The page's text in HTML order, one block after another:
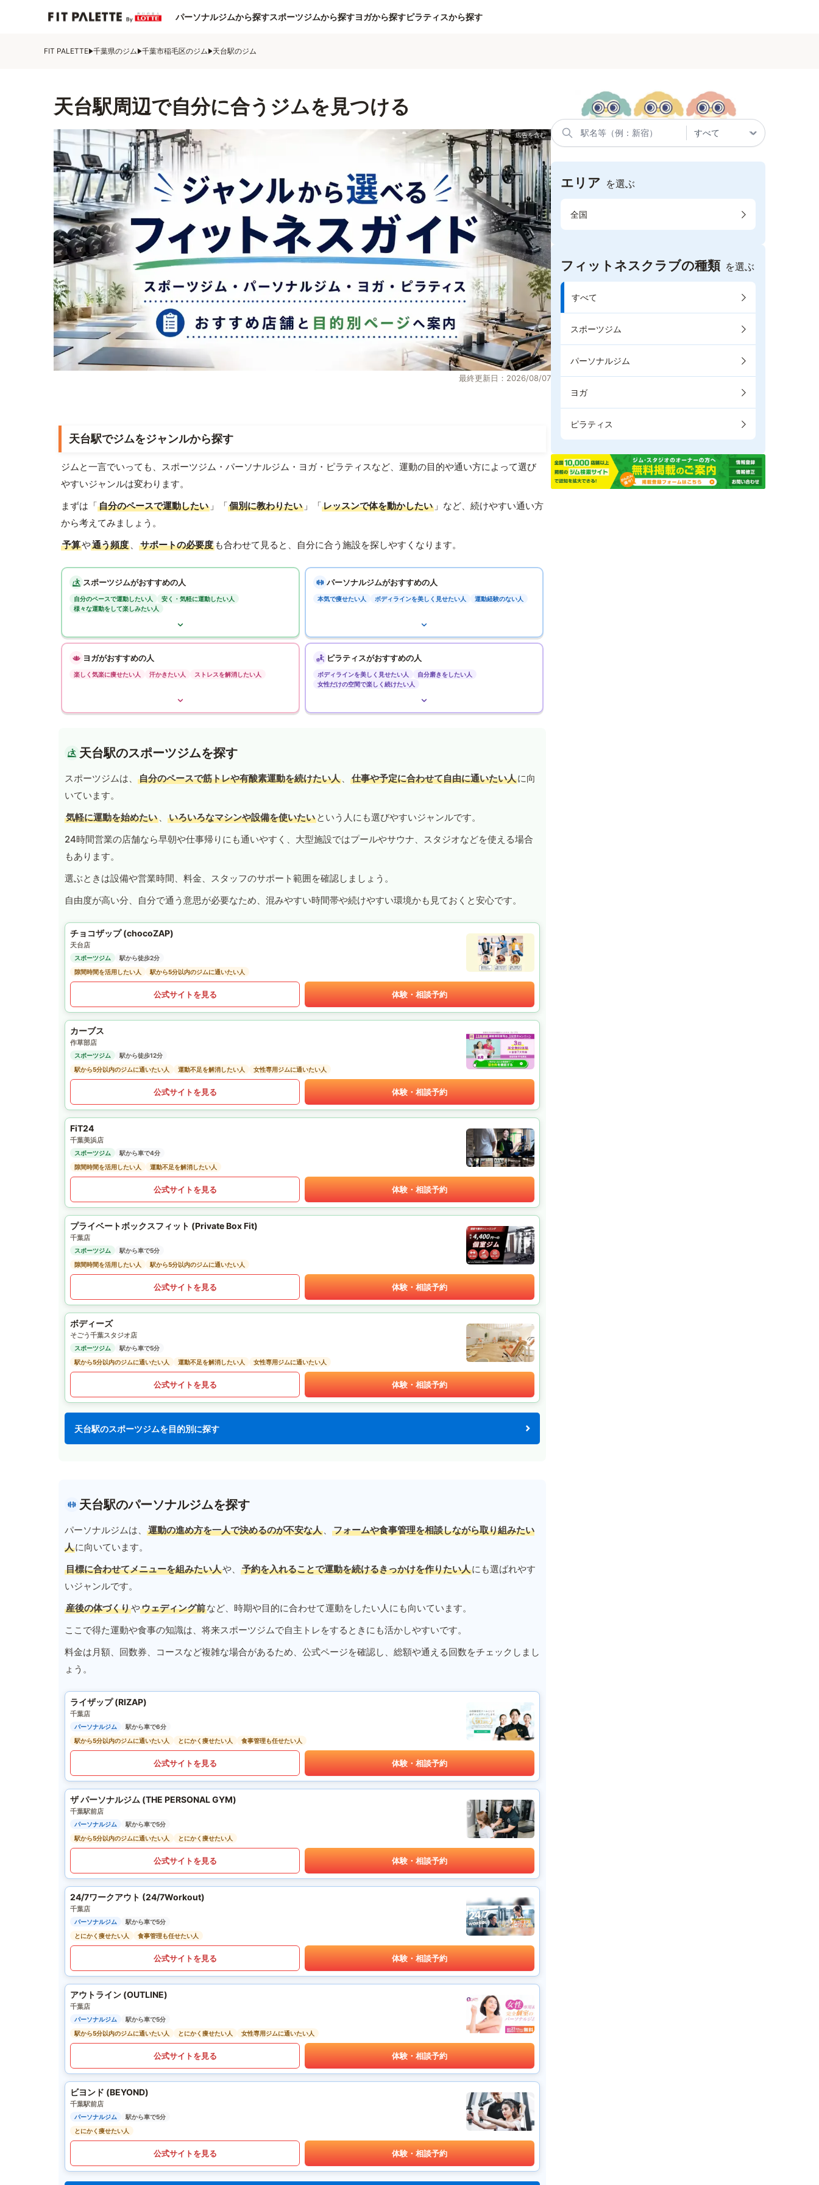
パーソナルジムから探すスポーツジムから探すヨガから探すピラティスから探す
FIT PALETTE 千葉県のジム 千葉市稲毛区のジム 天台駅のジム
天台駅周辺で自分に合うジムを見つける
最終更新日：2026/08/07
天台駅でジムをジャンルから探す
ジムと一言でいっても、スポーツジム・パーソナルジム・ヨガ・ピラティスなど、運動の目的や通い方によって選び
やすいジャンルは変わります。
まずは「自分のペースで運動したい 」「個別に教わりたい 」「レッスンで体を動かしたい 」など、続けやすい通い方
から考えてみましょう。
予算や通う頻度 、 サポートの必要度 も合わせて見ると、自分に合う施設を探しやすくなります。
スポーツジムがおすすめの人
自分のペースで運動したい人
安く・気軽に運動したい人
様々な運動をして楽しみたい人
パーソナルジムがおすすめの人
本気で痩せたい人 ボディラインを美しく見せたい人 運動経験のない人
ヨガがおすすめの人
楽しく気楽に痩せたい人 汗かきたい人 ストレスを解消したい人
ピラティスがおすすめの人
ボディラインを美しく見せたい人
自分磨きをしたい人
女性だけの空間で楽しく続けたい人
天台駅のスポーツジムを探す
スポーツジムは、 自分のペースで筋トレや有酸素運動を続けたい人 、 仕事や予定に合わせて自由に通いたい人に向
いています。
気軽に運動を始めたい 、 いろいろなマシンや設備を使いたい という人にも選びやすいジャンルです。
24時間営業の店舗なら早朝や仕事帰りにも通いやすく、大型施設ではプールやサウナ、スタジオなどを使える場合
もあります。
選ぶときは設備や営業時間、料金、スタッフのサポート範囲を確認しましょう。
自由度が高い分、自分で通う意思が必要なため、混みやすい時間帯や続けやすい環境かも見ておくと安心です。
チョコザップ (chocoZAP)
天台店
スポーツジム
駅から徒歩2分
隙間時間を活用したい人
駅から5分以内のジムに通いたい人
公式サイトを見る 体験・相談予約
カーブス
作草部店
スポーツジム
駅から徒歩12分
駅から5分以内のジムに通いたい人
運動不足を解消したい人 女性専用ジムに通いたい人
公式サイトを見る 体験・相談予約
FiT24
千葉美浜店
スポーツジム
駅から車で4分
隙間時間を活用したい人
運動不足を解消したい人
公式サイトを見る 体験・相談予約
プライベートボックスフィット (Private Box Fit)
千葉店
スポーツジム
駅から車で5分
隙間時間を活用したい人
駅から5分以内のジムに通いたい人
公式サイトを見る 体験・相談予約
ボディーズ
そごう千葉スタジオ店
スポーツジム
駅から車で5分
駅から5分以内のジムに通いたい人
運動不足を解消したい人 女性専用ジムに通いたい人
公式サイトを見る 体験・相談予約
天台駅のスポーツジムを目的別に探す
天台駅のパーソナルジムを探す
パーソナルジムは、 運動の進め方を一人で決めるのが不安な人 、
フォームや食事管理を相談しながら取り組みたい
人に向いています。
目標に合わせてメニューを組みたい人や、 予約を入れることで運動を続けるきっかけを作りたい人にも選ばれやす
いジャンルです。
産後の体づくりやウェディング前など、時期や目的に合わせて運動をしたい人にも向いています。
ここで得た運動や食事の知識は、将来スポーツジムで自主トレをするときにも活かしやすいです。
料金は月額、回数券、コースなど複雑な場合があるため、公式ページを確認し、総額や通える回数をチェックしまし
ょう。
ライザップ (RIZAP)
千葉店
パーソナルジム
駅から車で6分
駅から5分以内のジムに通いたい人
とにかく痩せたい人 食事管理も任せたい人
公式サイトを見る 体験・相談予約
ザ パーソナルジム (THE PERSONAL GYM)
千葉駅前店
パーソナルジム
駅から車で5分
駅から5分以内のジムに通いたい人
とにかく痩せたい人
公式サイトを見る 体験・相談予約
24/7ワークアウト (24/7Workout)
千葉店
パーソナルジム
駅から車で5分
とにかく痩せたい人
食事管理も任せたい人
公式サイトを見る 体験・相談予約
アウトライン (OUTLINE)
千葉店
パーソナルジム
駅から車で5分
駅から5分以内のジムに通いたい人
とにかく痩せたい人 女性専用ジムに通いたい人
公式サイトを見る 体験・相談予約
ビヨンド (BEYOND)
千葉駅前店
パーソナルジム
駅から車で5分
とにかく痩せたい人
公式サイトを見る 体験・相談予約
エリア を選ぶ
全国
フィットネスクラブの種類 を選ぶ
すべて
スポーツジム
パーソナルジム
ヨガ
ピラティス